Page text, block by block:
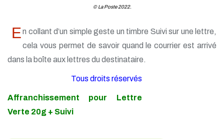
TP - Juin 2020
TP - Mai 2020
TP - Avril 2020
TP - Mars 2020
TP - Janvier 2020
TP - Novembre 2019
TP - Octobre 2019
© La Poste 2022.
En collant d’un simple geste un timbre Suivi sur une lettre,
cela vous permet de savoir quand le courrier est arrivé
dans la boîte aux lettres du destinataire.
Tous droits réservés
Affranchissement pour Lettre
Verte 20g + Suivi